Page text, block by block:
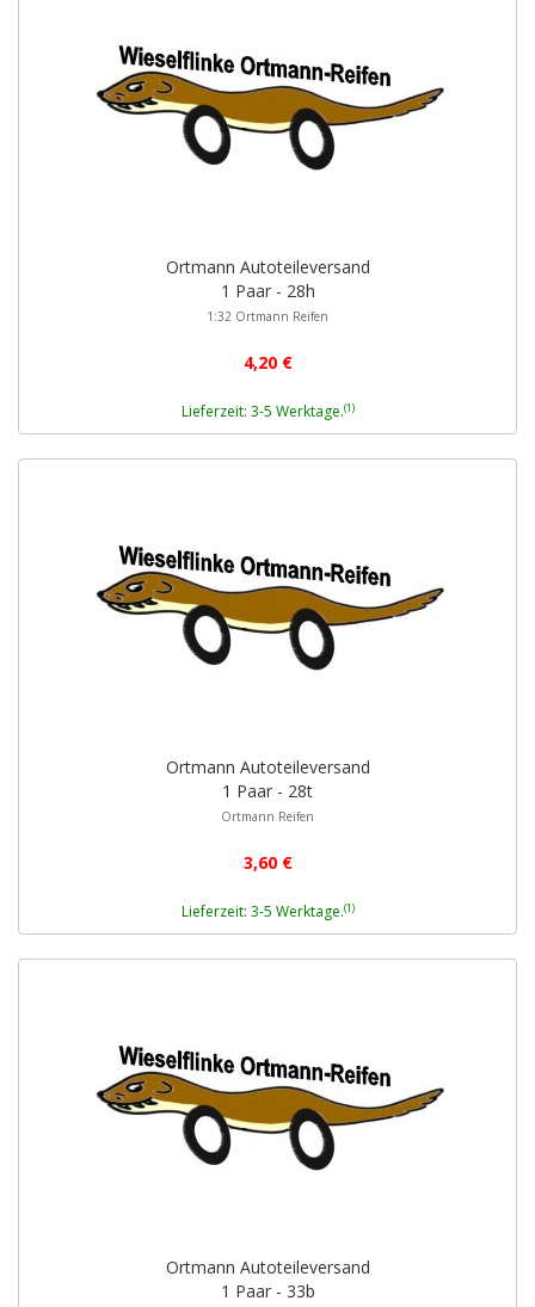
Ortmann Autoteileversand
1 Paar - 28h
1:32 Ortmann Reifen
4,20 €
Lieferzeit: 3-5 Werktage.(1)
Ortmann Autoteileversand
1 Paar - 28t
Ortmann Reifen
3,60 €
Lieferzeit: 3-5 Werktage.(1)
Ortmann Autoteileversand
1 Paar - 33b